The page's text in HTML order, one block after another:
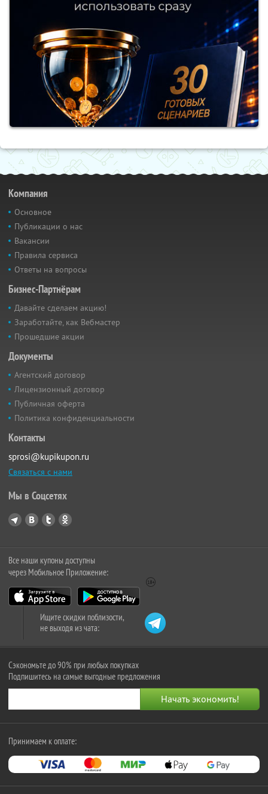
Компания
Основное
Публикации о нас
Вакансии
Правила сервиса
Ответы на вопросы
Бизнес-Партнёрам
Давайте сделаем акцию!
Заработайте, как Вебмастер
Прошедшие акции
Документы
Агентский договор
Лицензионный договор
Публичная оферта
Политика конфиденциальности
Контакты
sprosi@kupikupon.ru
Связаться с нами
Мы в Соцсетях
Все наши купоны доступны
через Мобильное Приложение:
Ищите скидки поблизости,
не выходя из чата:
Сэкономьте до 90% при любых покупках
Подпишитесь на самые выгодные предложения
Принимаем к оплате: